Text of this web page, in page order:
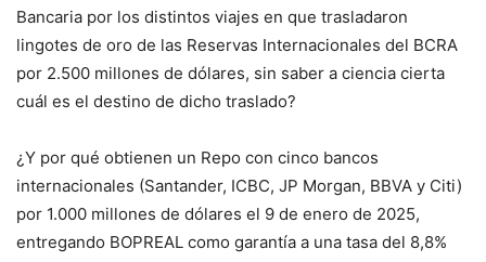
Bancaria por los distintos viajes en que trasladaron
lingotes de oro de las Reservas Internacionales del BCRA
por 2.500 millones de dólares, sin saber a ciencia cierta
cuál es el destino de dicho traslado?
¿Y por qué obtienen un Repo con cinco bancos
internacionales (Santander, ICBC, JP Morgan, BBVA y Citi)
por 1.000 millones de dólares el 9 de enero de 2025,
entregando BOPREAL como garantía a una tasa del 8,8%